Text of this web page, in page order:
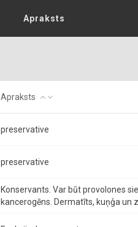
Apraksts
Apraksts
preservative
preservative
Konservants. Var būt provolones
kancerogēns. Dermatīts, kuņģa un